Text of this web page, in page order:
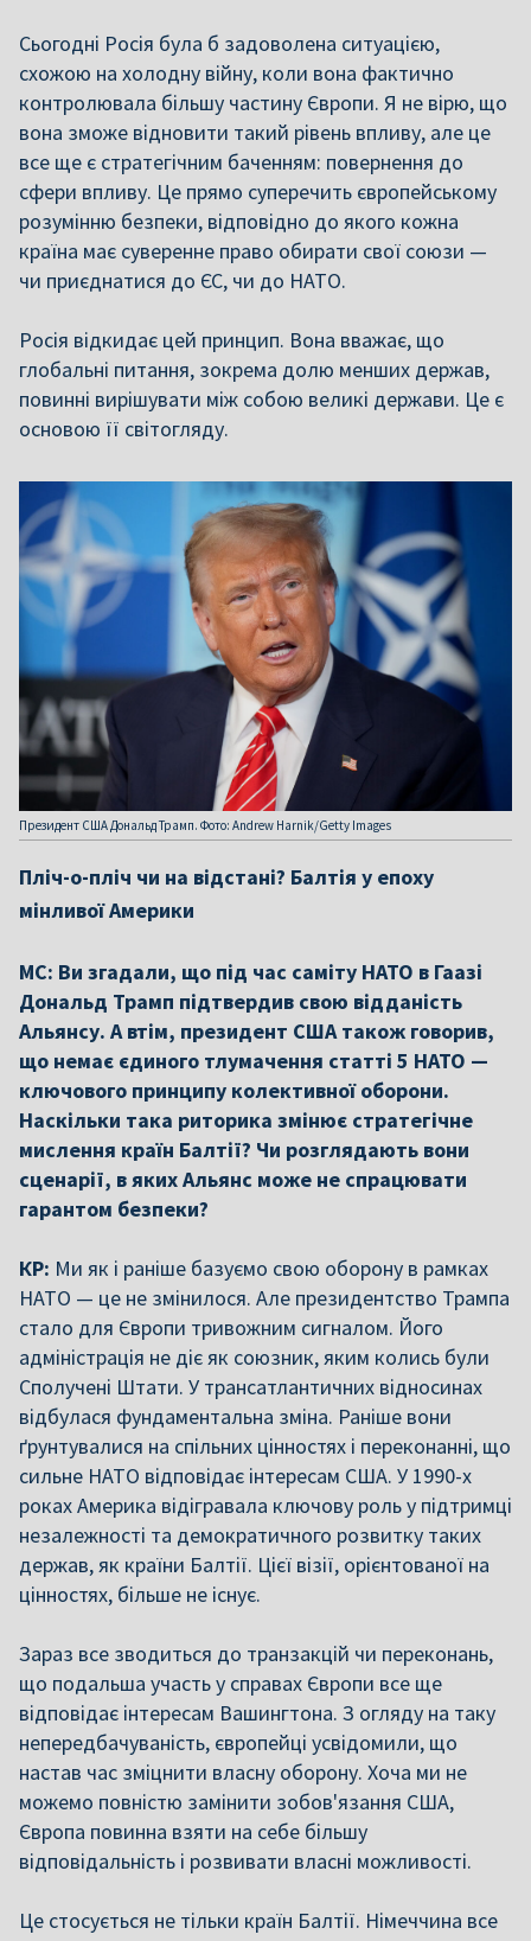
Сьогодні Росія була б задоволена ситуацією,
схожою на холодну війну, коли вона фактично
контролювала більшу частину Європи. Я не вірю, що
вона зможе відновити такий рівень впливу, але це
все ще є стратегічним баченням: повернення до
сфери впливу. Це прямо суперечить європейському
розумінню безпеки, відповідно до якого кожна
країна має суверенне право обирати свої союзи —
чи приєднатися до ЄС, чи до НАТО.
Росія відкидає цей принцип. Вона вважає, що
глобальні питання, зокрема долю менших держав,
повинні вирішувати між собою великі держави. Це є
основою її світогляду.
Президент США Дональд Трамп. Фото: Andrew Harnik/Getty Images
Пліч-о-пліч чи на відстані? Балтія у епоху
мінливої Америки
МС: Ви згадали, що під час саміту НАТО в Гаазі
Дональд Трамп підтвердив свою відданість
Альянсу. А втім, президент США також говорив,
що немає єдиного тлумачення статті 5 НАТО —
ключового принципу колективної оборони.
Наскільки така риторика змінює стратегічне
мислення країн Балтії? Чи розглядають вони
сценарії, в яких Альянс може не спрацювати
гарантом безпеки?
КР: Ми як і раніше базуємо свою оборону в рамках
НАТО — це не змінилося. Але президентство Трампа
стало для Європи тривожним сигналом. Його
адміністрація не діє як союзник, яким колись були
Сполучені Штати. У трансатлантичних відносинах
відбулася фундаментальна зміна. Раніше вони
ґрунтувалися на спільних цінностях і переконанні, що
сильне НАТО відповідає інтересам США. У 1990-х
роках Америка відігравала ключову роль у підтримці
незалежності та демократичного розвитку таких
держав, як країни Балтії. Цієї візії, орієнтованої на
цінностях, більше не існує.
Зараз все зводиться до транзакцій чи переконань,
що подальша участь у справах Європи все ще
відповідає інтересам Вашингтона. З огляду на таку
непередбачуваність, європейці усвідомили, що
настав час зміцнити власну оборону. Хоча ми не
можемо повністю замінити зобов'язання США,
Європа повинна взяти на себе більшу
відповідальність і розвивати власні можливості.
Це стосується не тільки країн Балтії. Німеччина все